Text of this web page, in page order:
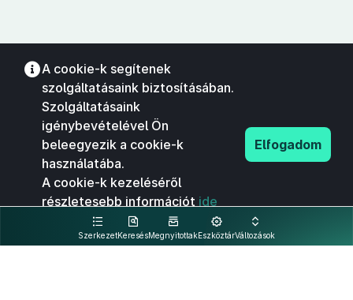
SzerkezetKeresésMegnyitottakEszköztárVáltozások
A cookie-k segítenek
szolgáltatásaink biztosításában.
Szolgáltatásaink
igénybevételével Ön
beleegyezik a cookie-k
használatába.
A cookie-k kezeléséről
részletesebb információt ide
kattintva olvashat.
Elfogadom